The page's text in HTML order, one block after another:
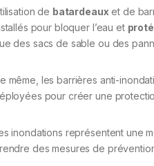
de batardeaux et de
pour bloquer l’eau et
des sacs de sable ou des
même, les barrières anti-
pour créer une
inondations représentent une
des mesures de